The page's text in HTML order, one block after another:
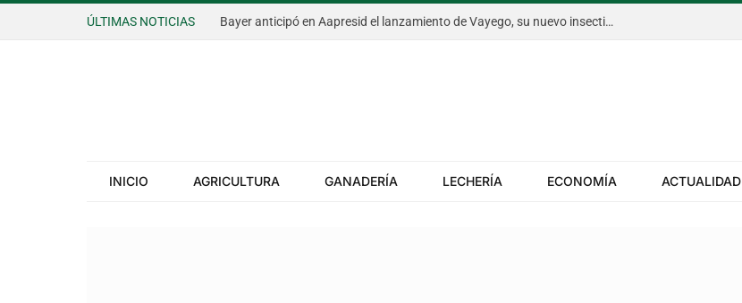
ÚLTIMAS NOTICIAS Bayer anticipó en Aapresid el lanzamiento de Vayego, su nuevo insecticida para el gusano cogollero del maíz
INICIO AGRICULTURA GANADERÍA LECHERÍA ECONOMÍA ACTUALIDAD